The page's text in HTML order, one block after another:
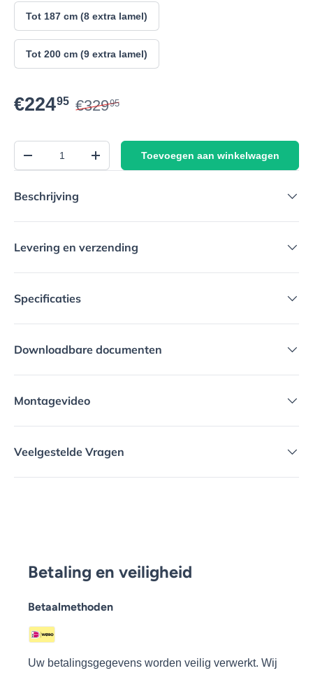
Tot 187 cm (8 extra lamel)
Tot 200 cm (9 extra lamel)
€22495 €32995
+ Toevoegen aan winkelwagen
Beschrijving
Levering en verzending
Specificaties
Downloadbare documenten
Montagevideo
Veelgestelde Vragen
Betaling en veiligheid
Betaalmethoden
Uw betalingsgegevens worden veilig verwerkt. Wij